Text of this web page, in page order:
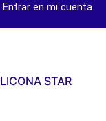
Entrar en mi cuenta
STAR